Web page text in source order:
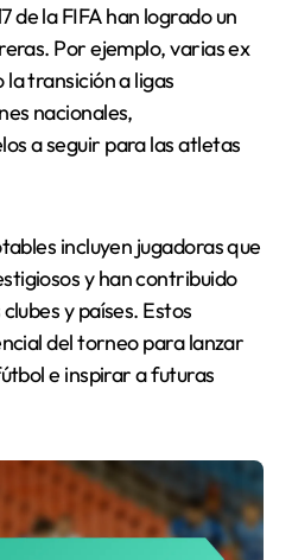
de la FIFA han logrado un
Por ejemplo, varias ex
transición a ligas
nacionales,
a seguir para las atletas
incluyen jugadoras que
y han contribuido
y países. Estos
del torneo para lanzar
e inspirar a futuras